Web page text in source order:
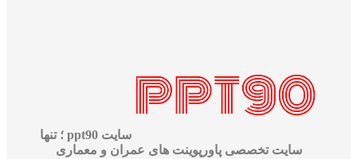
سایت ppt90 ؛ تنها
سایت تخصصی پاورپوینت های عمران و معماری